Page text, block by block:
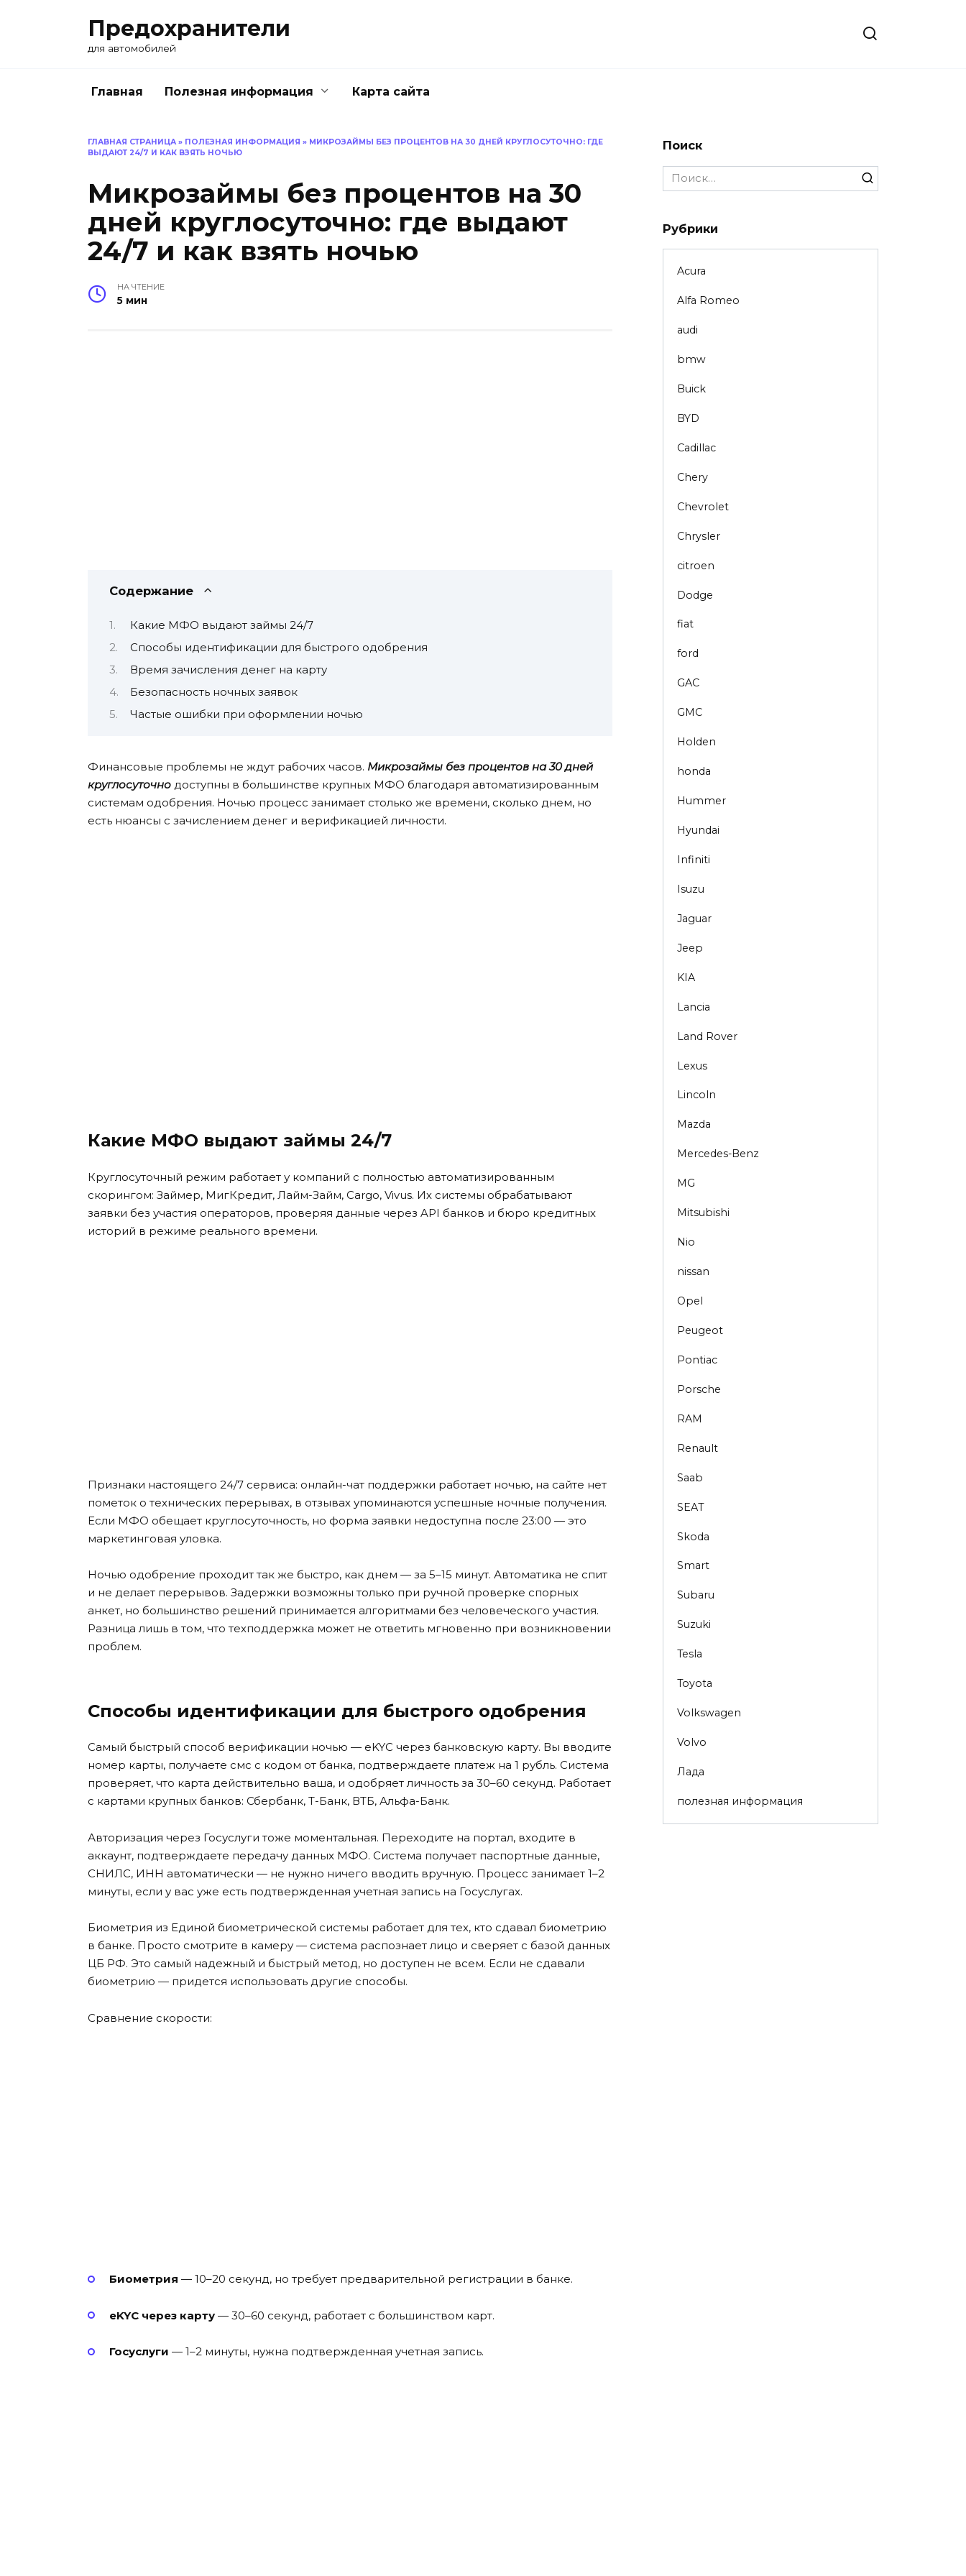
Предохранители
для автомобилей
Главная Полезная информация Карта сайта
ГЛАВНАЯ СТРАНИЦА » ПОЛЕЗНАЯ ИНФОРМАЦИЯ » МИКРОЗАЙМЫ БЕЗ ПРОЦЕНТОВ НА 30 ДНЕЙ КРУГЛОСУТОЧНО: ГДЕ
ВЫДАЮТ 24/7 И КАК ВЗЯТЬ НОЧЬЮ
Микрозаймы без процентов на 30
дней круглосуточно: где выдают
24/7 и как взять ночью
НА ЧТЕНИЕ
5 мин
Содержание
Какие МФО выдают займы 24/7
Способы идентификации для быстрого одобрения
Время зачисления денег на карту
Безопасность ночных заявок
Частые ошибки при оформлении ночью
Финансовые проблемы не ждут рабочих часов. Микрозаймы без процентов на 30 дней
круглосуточно доступны в большинстве крупных МФО благодаря автоматизированным
системам одобрения. Ночью процесс занимает столько же времени, сколько днем, но
есть нюансы с зачислением денег и верификацией личности.
Какие МФО выдают займы 24/7
Круглосуточный режим работает у компаний с полностью автоматизированным
скорингом: Займер, МигКредит, Лайм-Займ, Cargo, Vivus. Их системы обрабатывают
заявки без участия операторов, проверяя данные через API банков и бюро кредитных
историй в режиме реального времени.
Признаки настоящего 24/7 сервиса: онлайн-чат поддержки работает ночью, на сайте нет
пометок о технических перерывах, в отзывах упоминаются успешные ночные получения.
Если МФО обещает круглосуточность, но форма заявки недоступна после 23:00 — это
маркетинговая уловка.
Ночью одобрение проходит так же быстро, как днем — за 5–15 минут. Автоматика не спит
и не делает перерывов. Задержки возможны только при ручной проверке спорных
анкет, но большинство решений принимается алгоритмами без человеческого участия.
Разница лишь в том, что техподдержка может не ответить мгновенно при возникновении
проблем.
Способы идентификации для быстрого одобрения
Самый быстрый способ верификации ночью — eKYC через банковскую карту. Вы вводите
номер карты, получаете смс с кодом от банка, подтверждаете платеж на 1 рубль. Система
проверяет, что карта действительно ваша, и одобряет личность за 30–60 секунд. Работает
с картами крупных банков: Сбербанк, Т-Банк, ВТБ, Альфа-Банк.
Авторизация через Госуслуги тоже моментальная. Переходите на портал, входите в
аккаунт, подтверждаете передачу данных МФО. Система получает паспортные данные,
СНИЛС, ИНН автоматически — не нужно ничего вводить вручную. Процесс занимает 1–2
минуты, если у вас уже есть подтвержденная учетная запись на Госуслугах.
Биометрия из Единой биометрической системы работает для тех, кто сдавал биометрию
в банке. Просто смотрите в камеру — система распознает лицо и сверяет с базой данных
ЦБ РФ. Это самый надежный и быстрый метод, но доступен не всем. Если не сдавали
биометрию — придется использовать другие способы.
Сравнение скорости:
Биометрия — 10–20 секунд, но требует предварительной регистрации в банке.
eKYC через карту — 30–60 секунд, работает с большинством карт.
Госуслуги — 1–2 минуты, нужна подтвержденная учетная запись.
Поиск
Search
for:
Рубрики
Acura
Alfa Romeo
audi
bmw
Buick
BYD
Cadillac
Chery
Chevrolet
Chrysler
citroen
Dodge
fiat
ford
GAC
GMC
Holden
honda
Hummer
Hyundai
Infiniti
Isuzu
Jaguar
Jeep
KIA
Lancia
Land Rover
Lexus
Lincoln
Mazda
Mercedes-Benz
MG
Mitsubishi
Nio
nissan
Opel
Peugeot
Pontiac
Porsche
RAM
Renault
Saab
SEAT
Skoda
Smart
Subaru
Suzuki
Tesla
Toyota
Volkswagen
Volvo
Лада
полезная информация